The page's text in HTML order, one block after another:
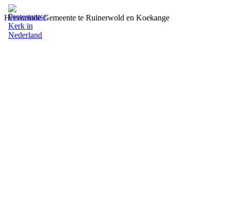
Hervormde Gemeente te Ruinerwold en Koekange